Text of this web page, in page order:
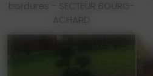
bordures - SECTEUR BOURG-
ACHARD